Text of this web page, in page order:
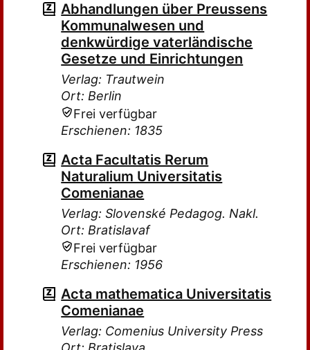
Abhandlungen über Preussens
Kommunalwesen und
denkwürdige vaterländische
Gesetze und Einrichtungen
Verlag: Trautwein
Ort: Berlin
Frei verfügbar
Erschienen: 1835
Acta Facultatis Rerum
Naturalium Universitatis
Comenianae
Verlag: Slovenské Pedagog. Nakl.
Ort: Bratislavaf
Frei verfügbar
Erschienen: 1956
Acta mathematica Universitatis
Comenianae
Verlag: Comenius University Press